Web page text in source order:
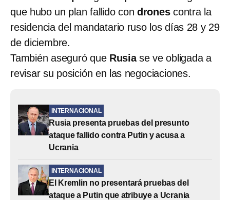
que hubo un plan fallido con dronescontra la
residencia del mandatario ruso los días 28 y 29
de diciembre.
También aseguró que Rusiase ve obligada a
revisar su posición en las negociaciones.
INTERNACIONAL
Rusia presenta pruebas del presunto
ataque fallido contra Putin y acusa a
Ucrania
INTERNACIONAL
El Kremlin no presentará pruebas del
ataque a Putin que atribuye a Ucrania